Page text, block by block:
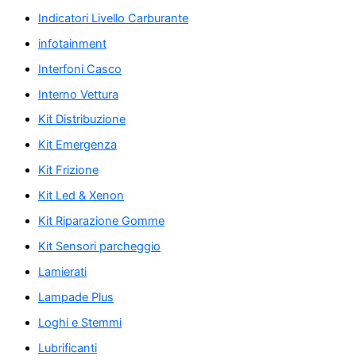
Indicatori Livello Carburante
infotainment
Interfoni Casco
Interno Vettura
Kit Distribuzione
Kit Emergenza
Kit Frizione
Kit Led & Xenon
Kit Riparazione Gomme
Kit Sensori parcheggio
Lamierati
Lampade Plus
Loghi e Stemmi
Lubrificanti